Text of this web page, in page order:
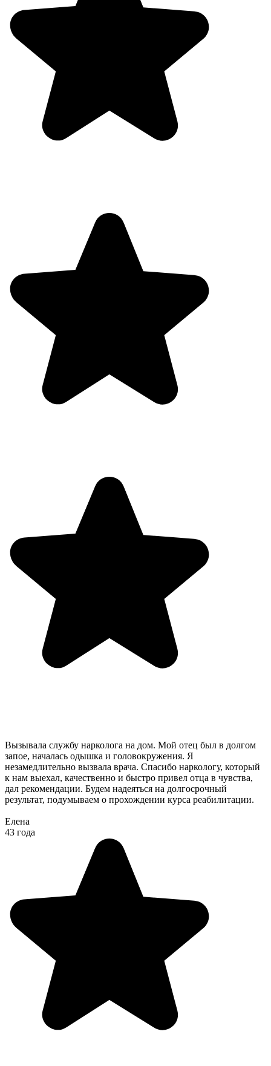
Вызывала службу нарколога на дом. Мой отец был в долгом
запое, началась одышка и головокружения. Я
незамедлительно вызвала врача. Спасибо наркологу, который
к нам выехал, качественно и быстро привел отца в чувства,
дал рекомендации. Будем надеяться на долгосрочный
результат, подумываем о прохождении курса реабилитации.
Елена
43 года